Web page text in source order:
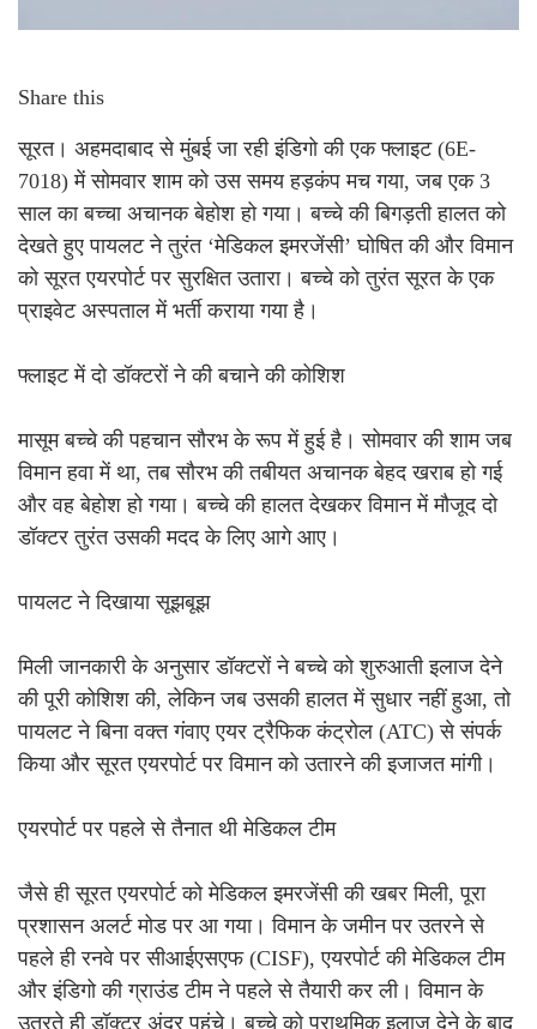
Share this
सूरत। अहमदाबाद से मुंबई जा रही इंडिगो की एक फ्लाइट (6E-
7018) में सोमवार शाम को उस समय हड़कंप मच गया, जब एक 3
साल का बच्चा अचानक बेहोश हो गया। बच्चे की बिगड़ती हालत को
देखते हुए पायलट ने तुरंत ‘मेडिकल इमरजेंसी’ घोषित की और विमान
को सूरत एयरपोर्ट पर सुरक्षित उतारा। बच्चे को तुरंत सूरत के एक
प्राइवेट अस्पताल में भर्ती कराया गया है।
फ्लाइट में दो डॉक्टरों ने की बचाने की कोशिश
मासूम बच्चे की पहचान सौरभ के रूप में हुई है। सोमवार की शाम जब
विमान हवा में था, तब सौरभ की तबीयत अचानक बेहद खराब हो गई
और वह बेहोश हो गया। बच्चे की हालत देखकर विमान में मौजूद दो
डॉक्टर तुरंत उसकी मदद के लिए आगे आए।
पायलट ने दिखाया सूझबूझ
मिली जानकारी के अनुसार डॉक्टरों ने बच्चे को शुरुआती इलाज देने
की पूरी कोशिश की, लेकिन जब उसकी हालत में सुधार नहीं हुआ, तो
पायलट ने बिना वक्त गंवाए एयर ट्रैफिक कंट्रोल (ATC) से संपर्क
किया और सूरत एयरपोर्ट पर विमान को उतारने की इजाजत मांगी।
एयरपोर्ट पर पहले से तैनात थी मेडिकल टीम
जैसे ही सूरत एयरपोर्ट को मेडिकल इमरजेंसी की खबर मिली, पूरा
प्रशासन अलर्ट मोड पर आ गया। विमान के जमीन पर उतरने से
पहले ही रनवे पर सीआईएसएफ (CISF), एयरपोर्ट की मेडिकल टीम
और इंडिगो की ग्राउंड टीम ने पहले से तैयारी कर ली। विमान के
उतरते ही डॉक्टर अंदर पहुंचे। बच्चे को प्राथमिक इलाज देने के बाद